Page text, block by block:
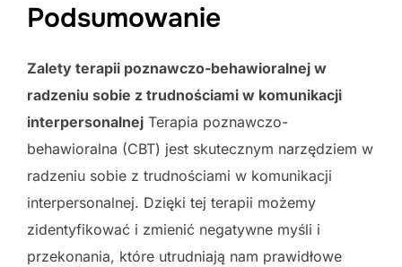
Podsumowanie
Zalety terapii poznawczo-behawioralnej w
radzeniu sobie z trudnościami w komunikacji
interpersonalnej Terapia poznawczo-
behawioralna (CBT) jest skutecznym narzędziem w
radzeniu sobie z trudnościami w komunikacji
interpersonalnej. Dzięki tej terapii możemy
zidentyfikować i zmienić negatywne myśli i
przekonania, które utrudniają nam prawidłowe